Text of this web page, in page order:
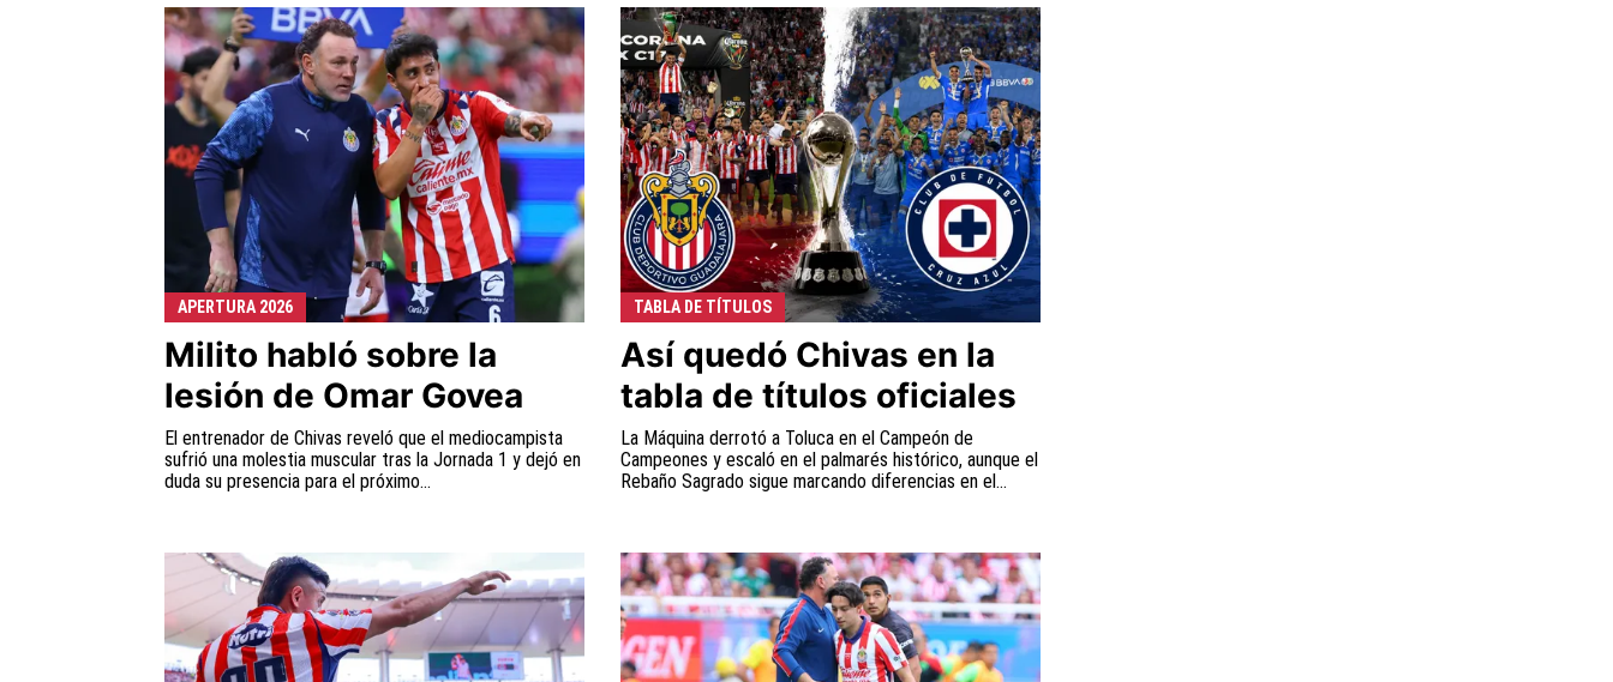
APERTURA 2026
Milito habló sobre la
lesión de Omar Govea
El entrenador de Chivas reveló que el mediocampista
sufrió una molestia muscular tras la Jornada 1 y dejó en
duda su presencia para el próximo...
TABLA DE TÍTULOS
Así quedó Chivas en la
tabla de títulos oficiales
La Máquina derrotó a Toluca en el Campeón de
Campeones y escaló en el palmarés histórico, aunque el
Rebaño Sagrado sigue marcando diferencias en el...